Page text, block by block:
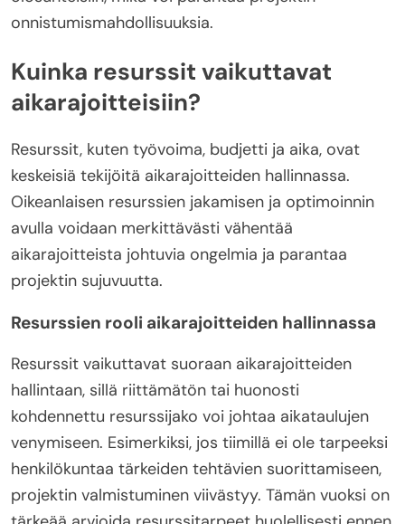
onnistumismahdollisuuksia.
Kuinka resurssit vaikuttavat
aikarajoitteisiin?
Resurssit, kuten työvoima, budjetti ja aika, ovat
keskeisiä tekijöitä aikarajoitteiden hallinnassa.
Oikeanlaisen resurssien jakamisen ja optimoinnin
avulla voidaan merkittävästi vähentää
aikarajoitteista johtuvia ongelmia ja parantaa
projektin sujuvuutta.
Resurssien rooli aikarajoitteiden hallinnassa
Resurssit vaikuttavat suoraan aikarajoitteiden
hallintaan, sillä riittämätön tai huonosti
kohdennettu resurssijako voi johtaa aikataulujen
venymiseen. Esimerkiksi, jos tiimillä ei ole tarpeeksi
henkilökuntaa tärkeiden tehtävien suorittamiseen,
projektin valmistuminen viivästyy. Tämän vuoksi on